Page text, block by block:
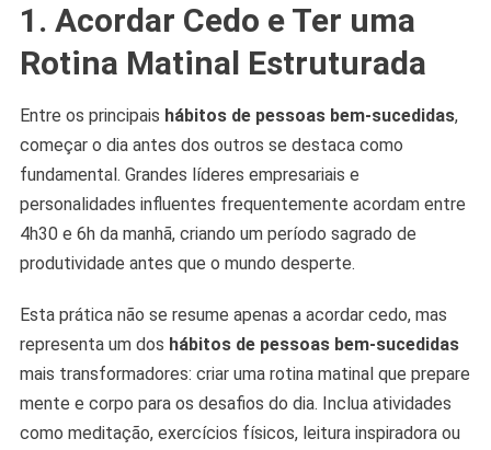
1. Acordar Cedo e Ter uma
Rotina Matinal Estruturada
Entre os principais hábitos de pessoas bem-sucedidas,
começar o dia antes dos outros se destaca como
fundamental. Grandes líderes empresariais e
personalidades influentes frequentemente acordam entre
4h30 e 6h da manhã, criando um período sagrado de
produtividade antes que o mundo desperte.
Esta prática não se resume apenas a acordar cedo, mas
representa um dos hábitos de pessoas bem-sucedidas
mais transformadores: criar uma rotina matinal que prepare
mente e corpo para os desafios do dia. Inclua atividades
como meditação, exercícios físicos, leitura inspiradora ou